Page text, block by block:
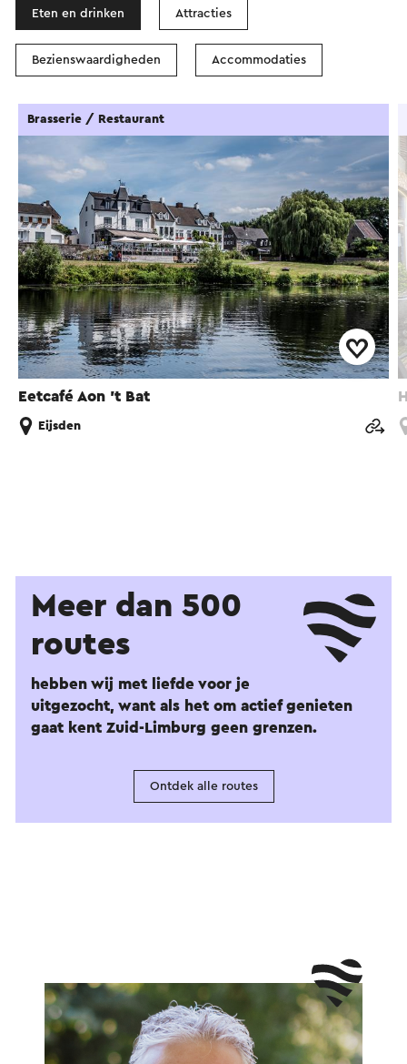
Eten en drinken Attracties
Bezienswaardigheden Accommodaties
Eetcafé Aon 't Bat
Brasserie / Restaurant
Eijsden
Meer dan 500
routes
hebben wij met liefde voor je
uitgezocht, want als het om actief genieten
gaat kent Zuid-Limburg geen grenzen.
Ontdek alle routes